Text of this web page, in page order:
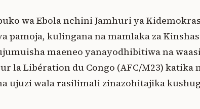
wa Ebola nchini Jamhuri ya
pamoja, kulingana na mamlaka za
maeneo yanayodhibitiwa na
la Libération du Congo (AFC/M23)
ujuzi wala rasilimali zinazohitajika